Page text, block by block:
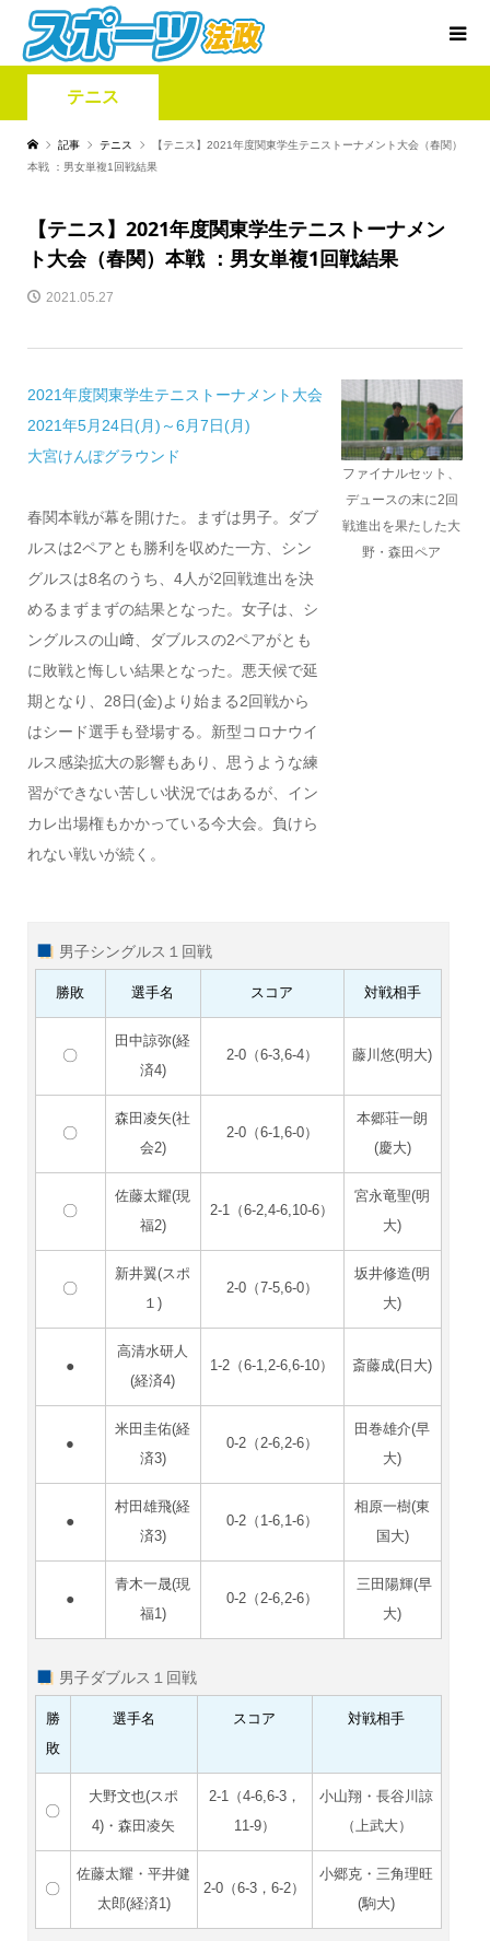
テニス
記事 テニス
【テニス】2021年度関東学生テニストーナメント大会（春関）
本戦 ：男女単複1回戦結果
【テニス】2021年度関東学生テニストーナメン
ト大会（春関）本戦 ：男女単複1回戦結果
2021.05.27
2021年度関東学生テニストーナメント大会
2021年5月24日(月) ～6月7日(月)
大宮けんぽグラウンド
春関本戦が幕を開けた。まずは男子。ダブ
ルスは2ペアとも勝利を収めた一方、シン
グルスは8名のうち、4人が2回戦進出を決
めるまずまずの結果となった。女子は、シ
ングルスの山﨑、ダブルスの2ペアがとも
に敗戦と悔しい結果となった。悪天候で延
期となり、28日(金)より始まる2回戦から
はシード選手も登場する。新型コロナウイ
ルス感染拡大の影響もあり、思うような練
習ができない苦しい状況ではあるが、イン
カレ出場権もかかっている今大会。負けら
れない戦いが続く。
ファイナルセット、
デュースの末に2回
戦進出を果たした大
野・森田ペア
男子シングルス１回戦
勝敗 選手名 スコア 対戦相手
〇
田中諒弥(経
済4)
2-0（6-3,6-4） 藤川悠(明大)
〇
森田凌矢(社
会2)
2-0（6-1,6-0）
本郷荘一朗
(慶大)
〇
佐藤太耀(現
福2)
2-1（6-2,4-6,10-6）
宮永竜聖(明
大)
〇
新井翼(スポ
１)
2-0（7-5,6-0）
坂井修造(明
大)
●
高清水研人
(経済4)
1-2（6-1,2-6,6-10） 斎藤成(日大)
●
米田圭佑(経
済3)
0-2（2-6,2-6）
田巻雄介(早
大)
●
村田雄飛(経
済3)
0-2（1-6,1-6）
相原一樹(東
国大)
●
青木一晟(現
福1)
0-2（2-6,2-6）
三田陽輝(早
大)
男子ダブルス１回戦
勝
敗
選手名 スコア 対戦相手
〇
大野文也(スポ
4)・森田凌矢
2-1（4-6,6-3，
11-9）
小山翔・長谷川諒
（上武大）
〇
佐藤太耀・平井健
太郎(経済1)
2-0（6-3，6-2）
小郷克・三角理旺
(駒大)